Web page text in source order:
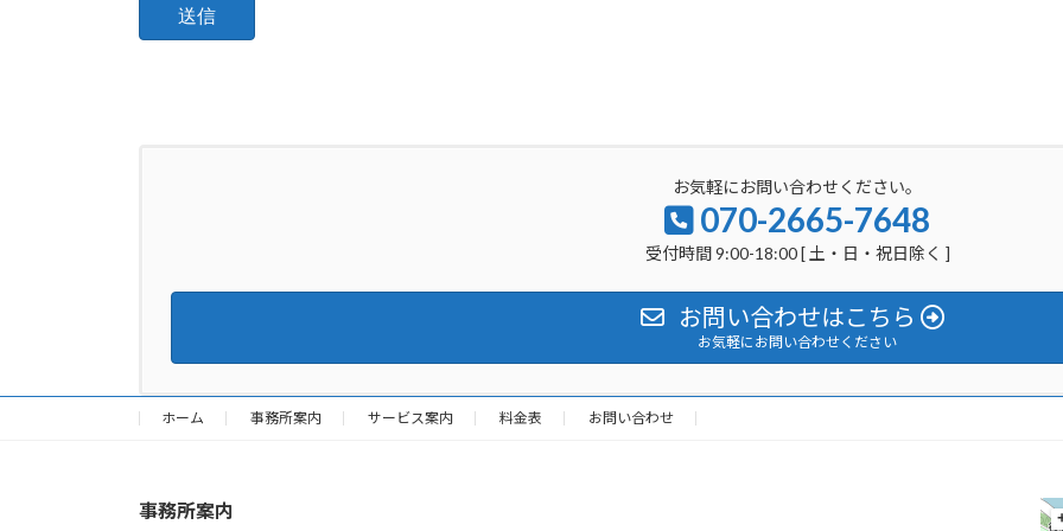
お気軽にお問い合わせください。
070-2665-7648
受付時間 9:00-18:00 [ 土・日・祝日除く ]
お問い合わせはこちら
お気軽にお問い合わせください
ホーム 事務所案内 サービス案内 料金表 お問い合わせ
事務所案内